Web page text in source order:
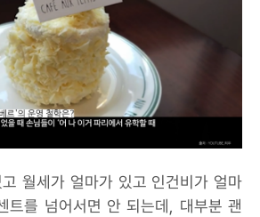
월세가 얼마가 있고 인건비가 얼마
트를 넘어서면 안 되는데, 대부분 괜